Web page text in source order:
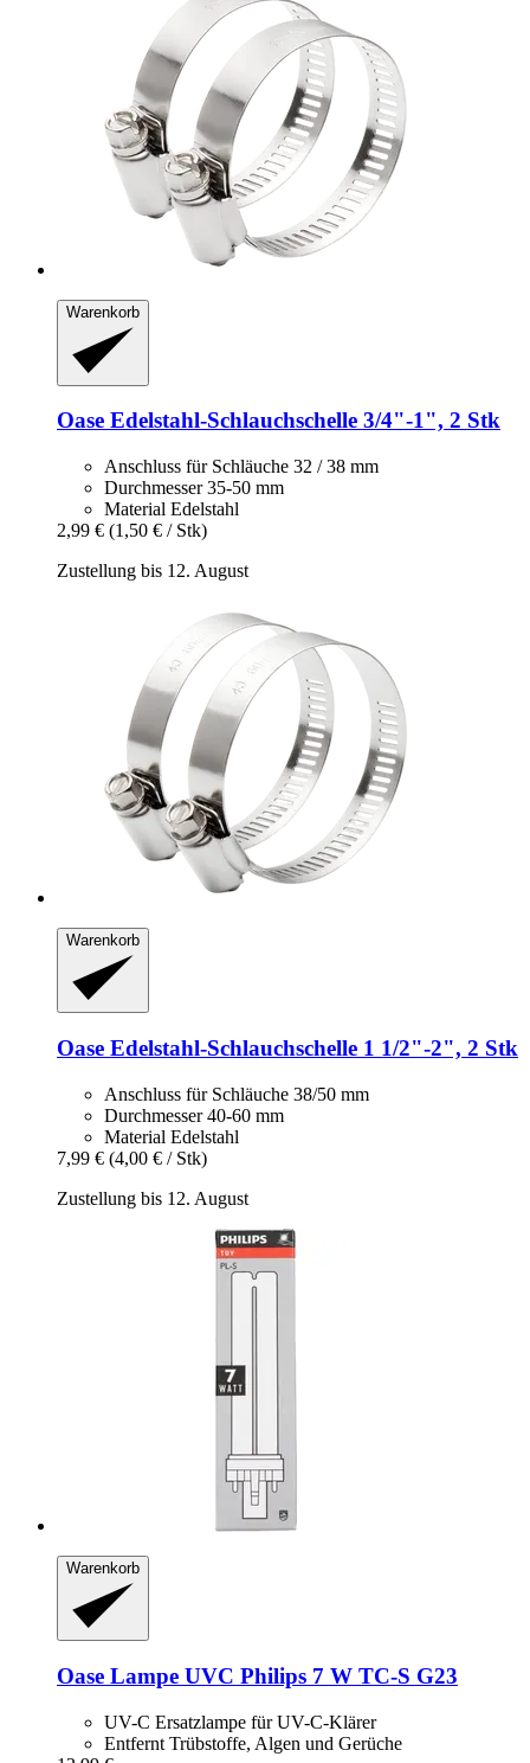
Warenkorb
Oase Edelstahl-​Schlauchschelle 3/4"-​1", 2 Stk
Anschluss für Schläuche 32 / 38 mm
Durchmesser 35-50 mm
Material Edelstahl
2,99 € (1,50 € / Stk)
Zustellung bis 12. August
Warenkorb
Oase Edelstahl-​Schlauchschelle 1 1/2"-​2", 2 Stk
Anschluss für Schläuche 38/50 mm
Durchmesser 40-60 mm
Material Edelstahl
7,99 € (4,00 € / Stk)
Zustellung bis 12. August
Warenkorb
Oase Lampe UVC Philips 7 W TC-​S G23
UV-C Ersatzlampe für UV-C-Klärer
Entfernt Trübstoffe, Algen und Gerüche